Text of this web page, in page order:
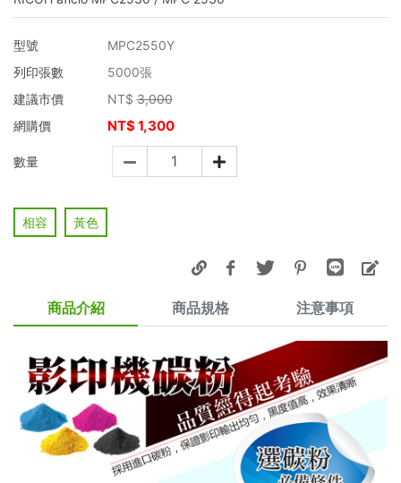
型號
MPC2550Y
列印張數
5000張
建議市價
NT$ 3,000
網購價
NT$1,300
數量
相容 黃色
商品介紹 商品規格 注意事項